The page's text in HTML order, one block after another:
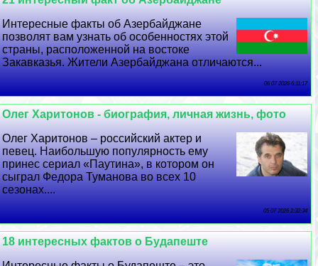
Интересные факты об Азербайджане
позволят вам узнать об особенностях этой
страны, расположенной на востоке
Закавказья. Жители Азербайджана отличаются...
06 07 2026 6:11:17
Олег Харитонов - биография, личная жизнь, фото
Олег Харитонов – российский актер и
певец. Наибольшую популярность ему
принес сериал «Паутина», в котором он
сыграл Федора Туманова во всех 10
сезонах....
05 07 2026 2:32:34
18 интересных фактов о Будапеште